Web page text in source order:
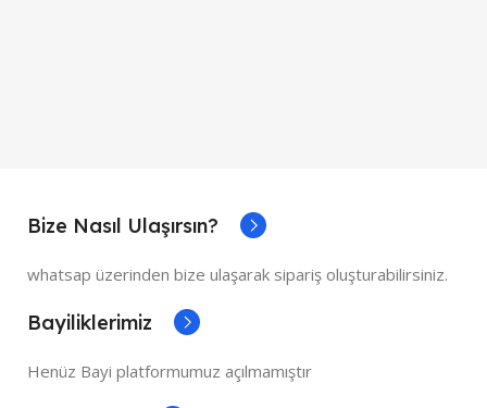
Bize Nasıl Ulaşırsın?
whatsap üzerinden bize ulaşarak sipariş oluşturabilirsiniz.
Bayiliklerimiz
Henüz Bayi platformumuz açılmamıştır